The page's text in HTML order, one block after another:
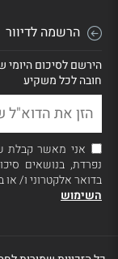
הרשמה לדיוור
הירשם לסיכום היומי
חובה לכל משקיע
אני מאשר קבלת
נפרדת, בנושאים
בדואר אלקטרוני ו/
השימוש